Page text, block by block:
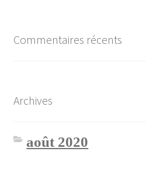
Commentaires récents
Archives
août 2020